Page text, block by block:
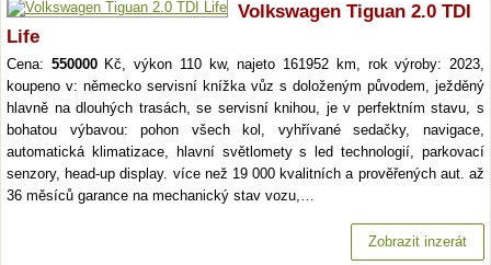
Volkswagen Tiguan 2.0 TDI
Life
Cena: 550000Kč, výkon 110 kw, najeto 161952 km, rok výroby: 2023,
koupeno v: německo servisní knížka vůz s doloženým původem, ježděný
hlavně na dlouhých trasách, se servisní knihou, je v perfektním stavu, s
bohatou výbavou: pohon všech kol, vyhřívané sedačky, navigace,
automatická klimatizace, hlavní světlomety s led technologií, parkovací
senzory, head-up display. více než 19 000 kvalitních a prověřených aut. až
36 měsíců garance na mechanický stav vozu,…
Zobrazit inzerát